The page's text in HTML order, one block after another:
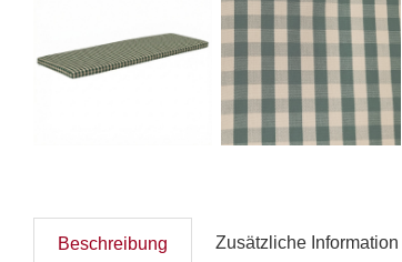
Beschreibung Zusätzliche Information